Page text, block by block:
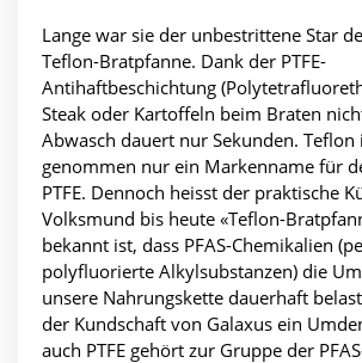
Lange war sie der unbestrittene Star
Teflon-Bratpfanne. Dank der PTFE-
Antihaftbeschichtung
Steak oder Kartoffeln beim Braten
Abwasch dauert nur Sekunden.
genommen nur ein Markenname für
PTFE. Dennoch heisst der praktische
Volksmund bis heute «Teflon-
bekannt ist, dass PFAS-Chemikalien
polyfluorierte Alkylsubstanzen) die
unsere Nahrungskette dauerhaft
der Kundschaft von Galaxus ein
auch PTFE gehört zur Gruppe der